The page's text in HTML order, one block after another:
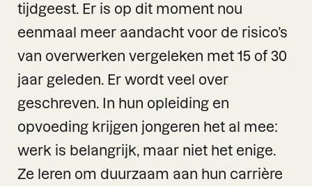
tijdgeest. Er is op dit moment nou
eenmaal meer aandacht voor de risico’s
van overwerken vergeleken met 15 of 30
jaar geleden. Er wordt veel over
geschreven. In hun opleiding en
opvoeding krijgen jongeren het al mee:
werk is belangrijk, maar niet het enige.
Ze leren om duurzaam aan hun carrière